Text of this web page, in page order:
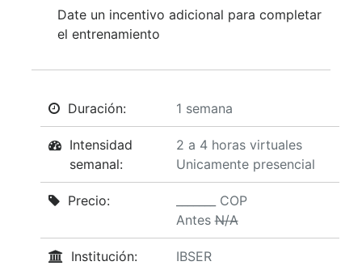
Date un incentivo adicional para completar
el entrenamiento
Duración: 1 semana
Intensidad
semanal:
2 a 4 horas virtuales
Unicamente presencial
Precio:
_______ COP
AntesN/A
Institución: IBSER